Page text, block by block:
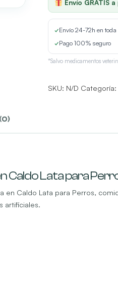
Pollo
con
Paella
Caldo
Lata
cantidad
Envío GRATIS
✓Envío 24-72h en toda
✓Pago 100% seguro
*Salvo medicamentos
SKU: N/D Categoría:
Caldo Lata para
en Caldo Lata para Perros,
artificiales.